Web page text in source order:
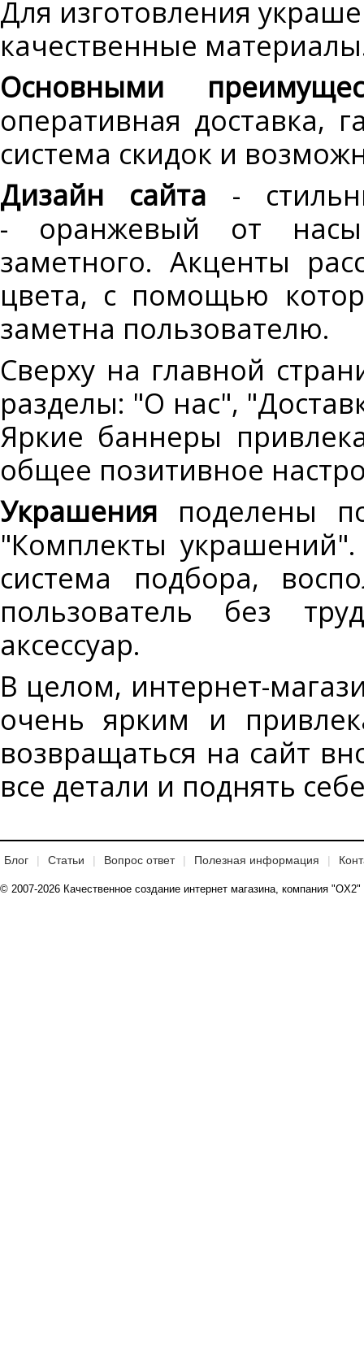
Для изготовления
качественные
Основными
оперативная доставка,
система скидок и
Дизайн сайта -
- оранжевый от
заметного. Акценты
цвета, с помощью
заметна пользователю.
Сверху на главной
разделы: "О нас",
Яркие баннеры
общее позитивное
Украшения поделены
"Комплекты
система подбора,
пользователь без
аксессуар.
В целом, интернет-
очень ярким и
возвращаться на сайт
все детали и поднять
Блог Статьи Вопрос ответ Полезная информация
© 2007-2026 Качественное создание интернет магазина, компания "OX2"